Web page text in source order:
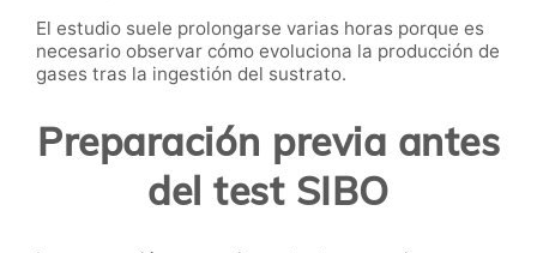
El estudio suele prolongarse varias horas porque es
necesario observar cómo evoluciona la producción de
gases tras la ingestión del sustrato.
Preparación previa antes
del test SIBO